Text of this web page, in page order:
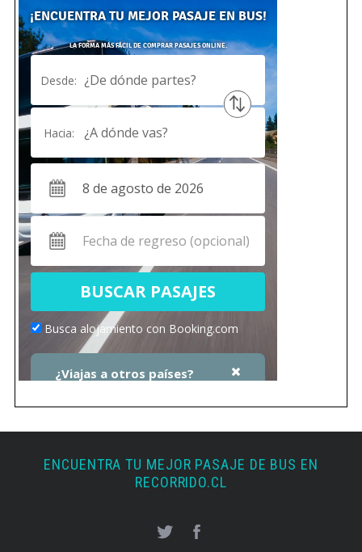
ENCUENTRA TU MEJOR PASAJE DE BUS EN
RECORRIDO.CL